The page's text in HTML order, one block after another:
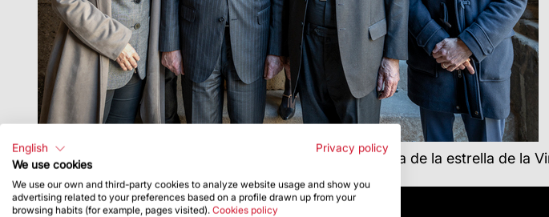
piedra del templo, y en 2021 con la iluminación artística de la estrella de la
English
Privacy policy
We use cookies
We use our own and third-party cookies to analyze website usage and show you
advertising related to your preferences based on a profile drawn up from your
browsing habits (for example, pages visited). Cookies policy